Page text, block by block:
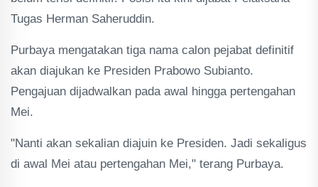
Tugas Herman Saheruddin.
Purbaya mengatakan tiga nama calon pejabat definitif
akan diajukan ke Presiden Prabowo Subianto.
Pengajuan dijadwalkan pada awal hingga pertengahan
Mei.
"Nanti akan sekalian diajuin ke Presiden. Jadi sekaligus
di awal Mei atau pertengahan Mei," terang Purbaya.